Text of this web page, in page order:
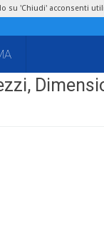
su 'Chiudi' acconsenti